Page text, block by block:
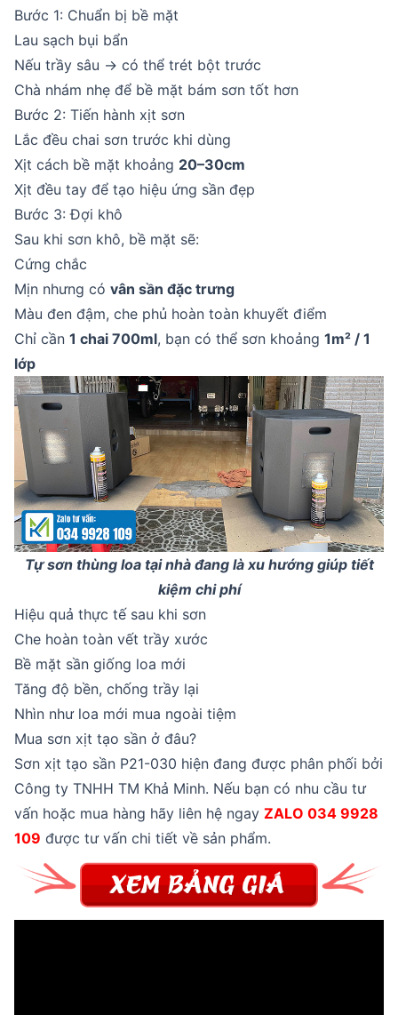
Bước 1: Chuẩn bị bề mặt
Lau sạch bụi bẩn
Nếu trầy sâu → có thể trét bột trước
Chà nhám nhẹ để bề mặt bám sơn tốt hơn
Bước 2: Tiến hành xịt sơn
Lắc đều chai sơn trước khi dùng
Xịt cách bề mặt khoảng 20–30cm
Xịt đều tay để tạo hiệu ứng sần đẹp
Bước 3: Đợi khô
Sau khi sơn khô, bề mặt sẽ:
Cứng chắc
Mịn nhưng có vân sần đặc trưng
Màu đen đậm, che phủ hoàn toàn khuyết điểm
Chỉ cần 1 chai 700ml, bạn có thể sơn khoảng 1m² / 1
lớp
Tự sơn thùng loa tại nhà đang là xu hướng giúp tiết
kiệm chi phí
Hiệu quả thực tế sau khi sơn
Che hoàn toàn vết trầy xước
Bề mặt sần giống loa mới
Tăng độ bền, chống trầy lại
Nhìn như loa mới mua ngoài tiệm
Mua sơn xịt tạo sần ở đâu?
Sơn xịt tạo sần P21-030 hiện đang được phân phối bởi
Công ty TNHH TM Khả Minh. Nếu bạn có nhu cầu tư
vấn hoặc mua hàng hãy liên hệ ngay ZALO 034 9928
109 được tư vấn chi tiết về sản phẩm.